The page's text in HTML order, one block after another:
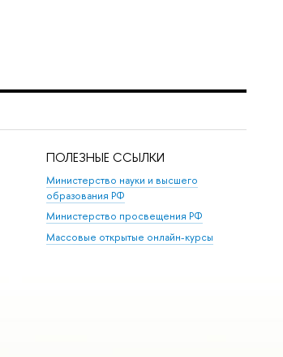
ПОЛЕЗНЫЕ ССЫЛКИ
Министерство науки и высшего
образования РФ
Министерство просвещения РФ
Массовые открытые онлайн-курсы